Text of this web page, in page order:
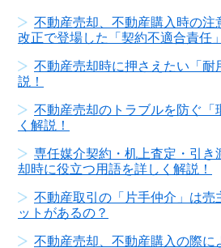
不動産売却、不動産購入時の
改正で登場した「契約不適合責任
不動産売却時に押さえたい「耐
説！
不動産売却のトラブルを防ぐ「
く解説！
専任媒介契約・机上査定・引き
却時に役立つ用語を詳しく解説！
不動産取引の「片手仲介」は売
ットがあるの？
不動産売却、不動産購入の際に